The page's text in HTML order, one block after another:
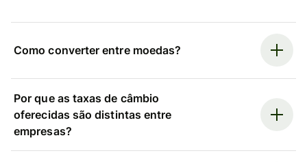
Como converter entre moedas?
Por que as taxas de câmbio
oferecidas são distintas entre
empresas?